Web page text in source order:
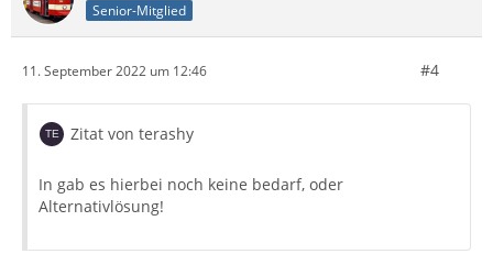
Senior-Mitglied
11. September 2022 um 12:46 #4
Zitat von terashy
In gab es hierbei noch keine bedarf, oder
Alternativlösung!